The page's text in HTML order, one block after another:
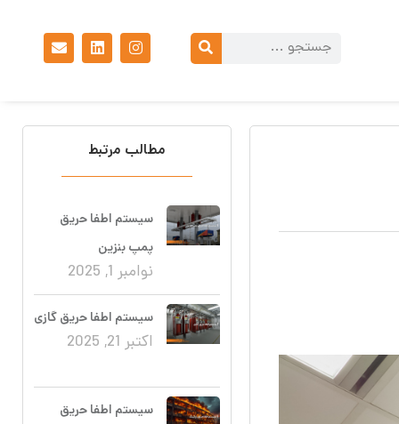
مطالب مرتبط
سیستم اطفا حریق
پمپ بنزین
نوامبر 1, 2025
سیستم اطفا حریق گازی
اکتبر 21, 2025
سیستم اطفا حریق